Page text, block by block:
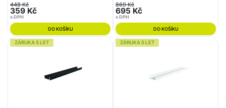
448 Kč
359 Kč
s DPH
DO KOŠÍKU
869 Kč
695 Kč
s DPH
DO KOŠÍKU
ZÁRUKA 5 LET ZÁRUKA 5 LET